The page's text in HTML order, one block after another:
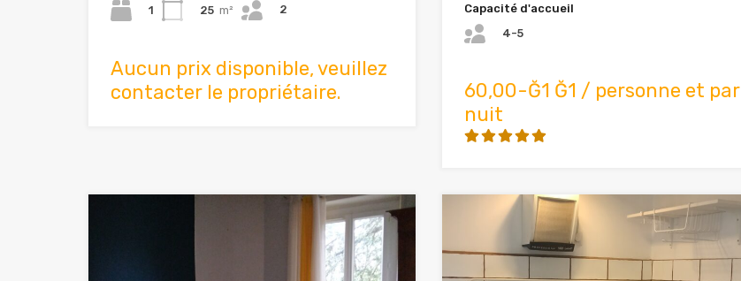
1
25 m²
2
Aucun prix disponible, veuillez
contacter le propriétaire.
Capacité d'accueil
4-5
60,00-Ğ1 Ğ1 / personne et par
nuit